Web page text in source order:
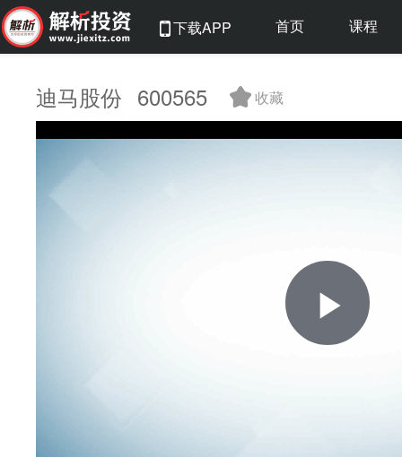
下载APP 首页 课程
迪马股份 600565 收藏